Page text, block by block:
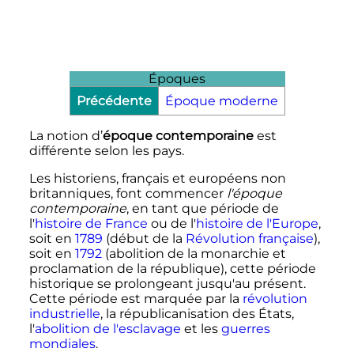
Époques
Précédente
Époque moderne
La notion d’époque contemporaineest
différente selon les pays.
Les historiens, français et européens non
britanniques, font commencer l'époque
contemporaine, en tant que période de
l'histoire de France ou de l'histoire de l'Europe,
soit en 1789 (début de la Révolution française),
soit en 1792 (abolition de la monarchie et
proclamation de la république), cette période
historique se prolongeant jusqu'au présent.
Cette période est marquée par la révolution
industrielle, la républicanisation des États,
l'abolition de l'esclavage et les guerres
mondiales.